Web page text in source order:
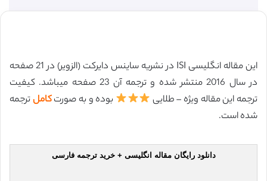
این مقاله انگلیسی ISI در نشریه ساینس دایرکت (الزویر) در 21 صفحه
در سال 2016 منتشر شده و ترجمه آن 23 صفحه میباشد. کیفیت
ترجمه این مقاله ویژه – طلایی
بوده و به صورتکاملترجمه
شده است.
دانلود رایگان مقاله انگلیسی + خرید ترجمه فارسی